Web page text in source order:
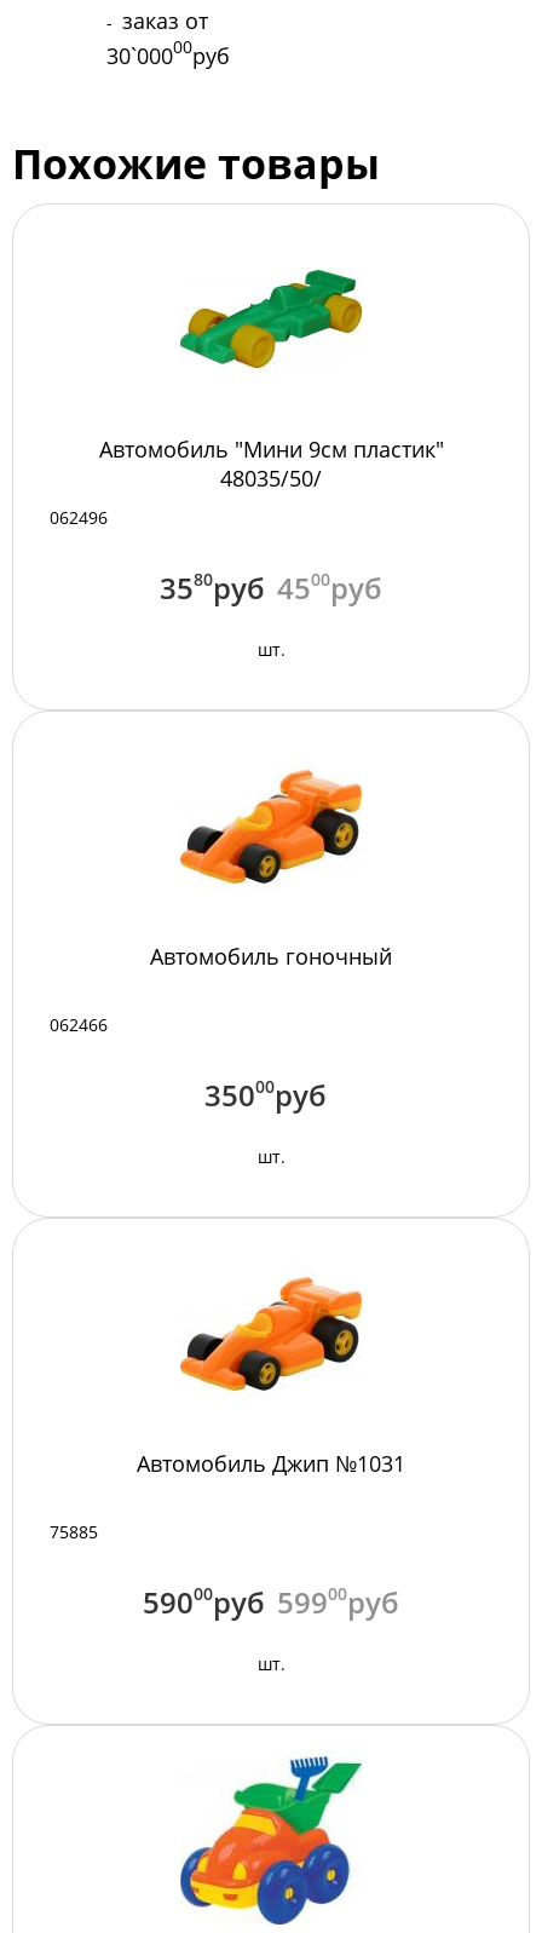
- заказ от
30`00000руб
Похожие товары
Автомобиль "Мини 9см пластик"
48035/50/
062496
3580руб 4500руб
шт.
Автомобиль гоночный
062466
35000руб
шт.
Автомобиль Джип №1031
75885
59000руб 59900руб
шт.